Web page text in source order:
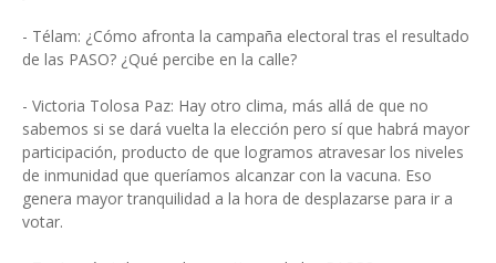
- Télam: ¿Cómo afronta la campaña electoral tras el resultado
de las PASO? ¿Qué percibe en la calle?
- Victoria Tolosa Paz: Hay otro clima, más allá de que no
sabemos si se dará vuelta la elección pero sí que habrá mayor
participación, producto de que logramos atravesar los niveles
de inmunidad que queríamos alcanzar con la vacuna. Eso
genera mayor tranquilidad a la hora de desplazarse para ir a
votar.